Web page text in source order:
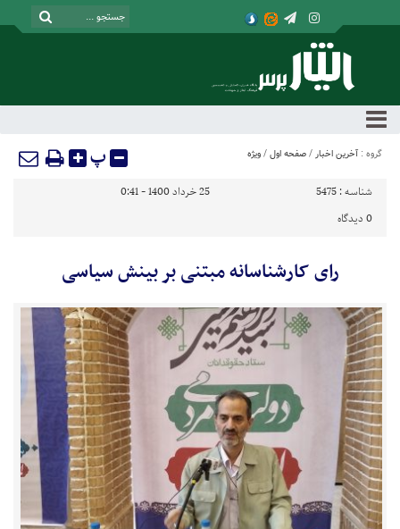
گروه : آخرین اخبار / صفحه اول / ویژه پ
شناسه : 5475
25 خرداد 1400 - 0:41
0 دیدگاه
رای کارشناسانه مبتنی بر بینش سیاسی